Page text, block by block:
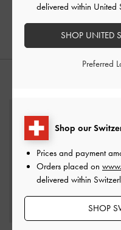
CHF85.00
Shop our
Prices and payment
Orders placed on
delivered within
SHOP
delivered within United
SHOP UNITED
Preferred